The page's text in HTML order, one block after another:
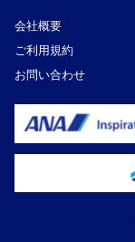
会社概要
ご利用規約
お問い合わせ